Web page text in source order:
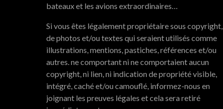
bateaux et les avions extraordinaires…
Si vous êtes légalement propriétaire sous copyright,
de photos et/ou textes qui seraient utilisés comme
illustrations, mentions, pastiches, références et/ou
autres. ne comportant ni ne comportaient aucun
copyright, ni lien, ni indication de propriété visible,
intégré, caché et/ou camouflé, informez-nous en
joignant les preuves légales et cela sera retiré